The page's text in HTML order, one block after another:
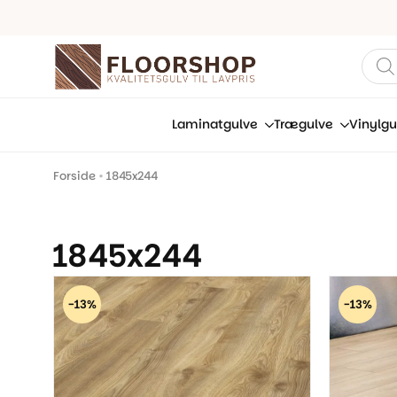
Laminatgulve Trægulve
Forside • 1845x244
1845x244
-13% -13%